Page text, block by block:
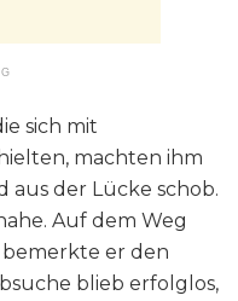
sich mit
machten ihm
aus der Lücke schob.
Auf dem Weg
er den
blieb erfolglos,